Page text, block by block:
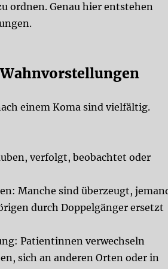
ordnen. Genau hier entstehen
einem Koma sind vielfältig.
verfolgt, beobachtet oder
Manche sind überzeugt,
durch Doppelgänger ersetzt
Patientinnen verwechseln
sich an anderen Orten oder in